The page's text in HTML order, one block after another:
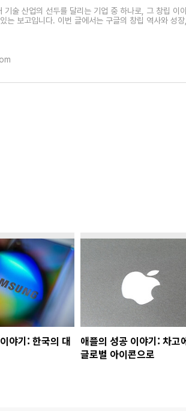
기술 산업의 선두를 달리는 기업 중 하나로, 그 창립 이
는 보고입니다. 이번 글에서는 구글의 창립 역사와 성
야기: 한국의 대
애플의 성공 이야기: 차고
글로벌 아이콘으로